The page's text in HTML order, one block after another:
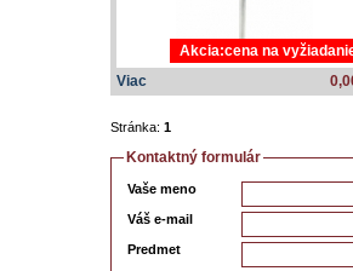
Viac
Akcia:cena na
Stránka: 1
Kontaktný formulár
Vaše meno
Váš e-mail
Predmet